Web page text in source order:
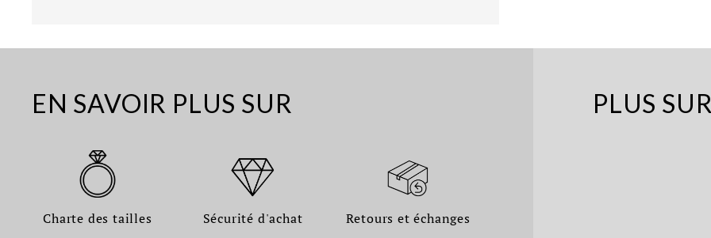
EN SAVOIR PLUS SUR
Charte des tailles Sécurité d'achat Retours et échanges
PLUS